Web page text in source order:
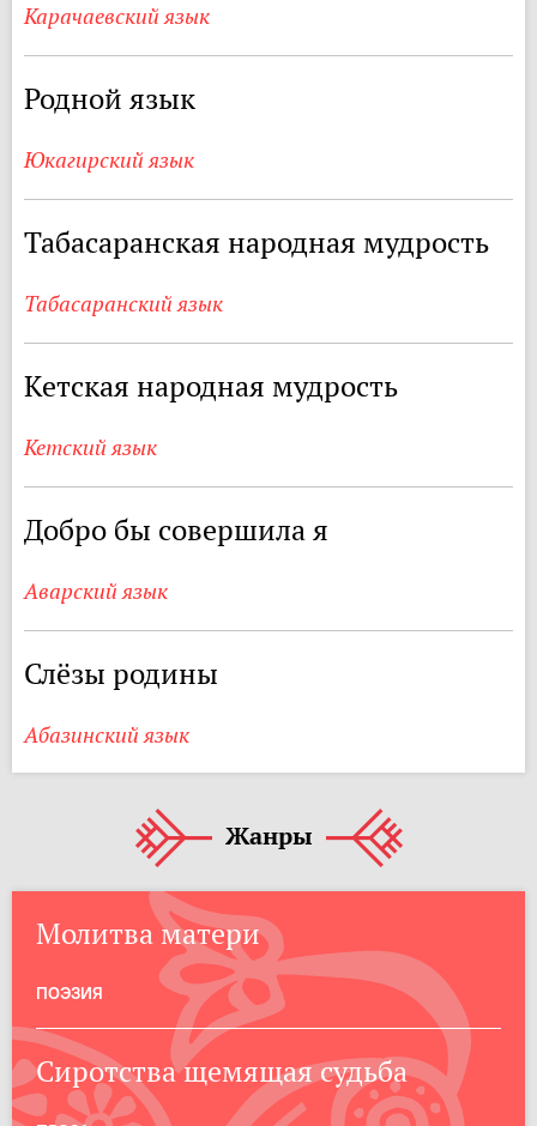
Карачаевский язык
Родной язык
Юкагирский язык
Табасаранская народная мудрость
Табасаранский язык
Кетская народная мудрость
Кетский язык
Добро бы совершила я
Аварский язык
Слёзы родины
Абазинский язык
Жанры
Молитва матери
ПОЭЗИЯ
Сиротства щемящая судьба